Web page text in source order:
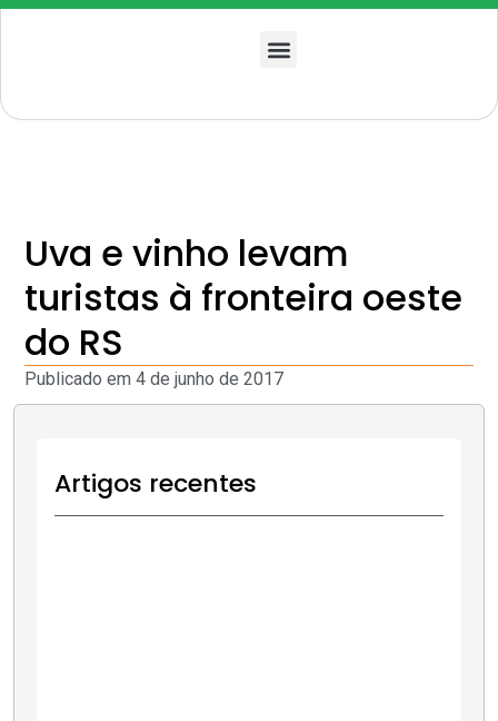
Uva e vinho levam
turistas à fronteira oeste
do RS
Publicado em 4 de junho de 2017
Artigos recentes